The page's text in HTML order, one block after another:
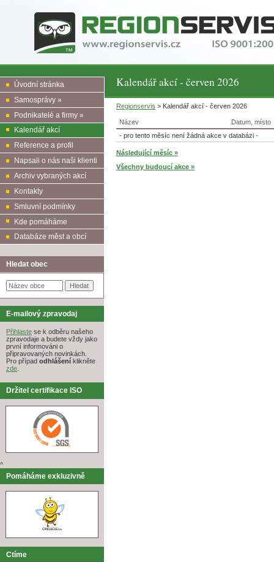
Kalendář akcí - červen 2026
Úvodní stránka
Samosprávy »
Podnikatelé a firmy »
Kalendář akcí
Reference a profil
Napsali o nás naši klienti
Archiv vybraných akcí
Kontakty
Smluvní podmínky
Kde pomáháme
Databáze měst a obcí
Hledat obec
E-mailový zpravodaj
Přihlaste se k odběru našeho
zpravodaje a budete vždy jako
první informováni o
připravovaných novinkách.
Pro případ odhlášení klikněte
zde.
Držitel certifikace ISO
^
Pomáháme exkluzivně
Ctíme
Regionservis > Kalendář akcí - červen 2026
Název
Datum, místo
- pro tento měsíc není žádná akce v databázi -
Následující měsíc »
Všechny budoucí akce »